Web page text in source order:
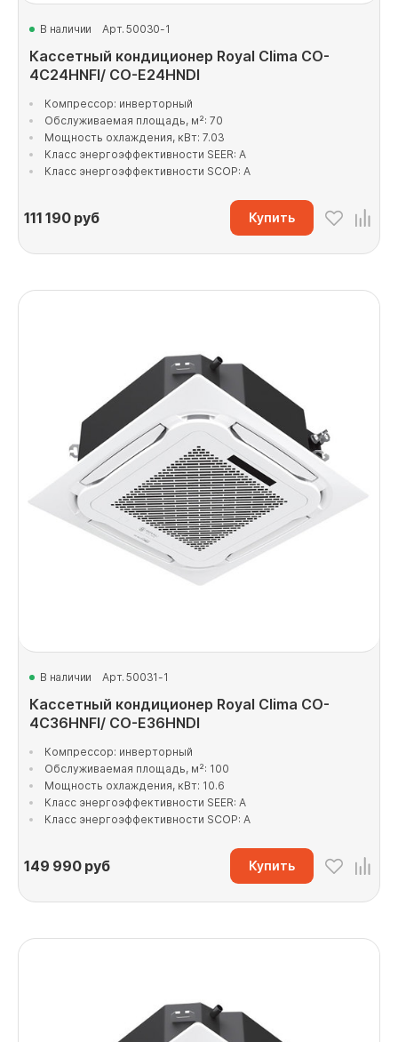
В наличии Арт. 50030-1
Кассетный кондиционер Royal Clima CO-
4C24HNFI/ CO-E24HNDI
Компрессор: инверторный
Обслуживаемая площадь, м²: 70
Мощность охлаждения, кВт: 7.03
Класс энергоэффективности SEER: A
Класс энергоэффективности SCOP: A
111 190руб Купить
В наличии Арт. 50031-1
Кассетный кондиционер Royal Clima CO-
4C36HNFI/ CO-E36HNDI
Компрессор: инверторный
Обслуживаемая площадь, м²: 100
Мощность охлаждения, кВт: 10.6
Класс энергоэффективности SEER: A
Класс энергоэффективности SCOP: A
149 990руб Купить